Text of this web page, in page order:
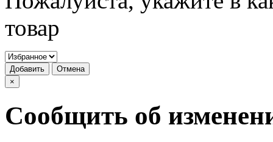
товар
Добавить
Отмена
×
Сообщить об